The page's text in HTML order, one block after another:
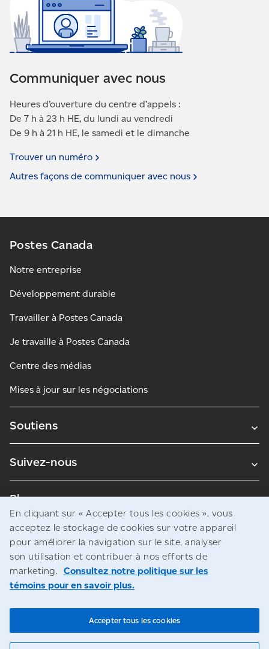
Communiquer avec nous
Heures d’ouverture du centre d’appels :
De 7 h à 23 h HE, du lundi au vendredi
De 9 h à 21 h HE, le samedi et le dimanche
Trouver un numéro
Autres façons de communiquer avec nous
Postes Canada
Notre entreprise
Développement durable
Travailler à Postes Canada
Je travaille à Postes Canada
Centre des médias
Mises à jour sur les négociations
Soutiens
Suivez-nous
Blogues
© Société canadienne des postes
Avis juridiques
Accès à l’information
En cliquant sur « Accepter tous les cookies », vous
acceptez le stockage de cookies sur votre appareil
pour améliorer la navigation sur le site, analyser
son utilisation et contribuer à nos efforts de
marketing. Consultez notre politique sur les
témoins pour en savoir plus.
Accepter tous les cookies